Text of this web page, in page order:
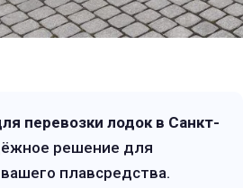
перевозки лодок в Санкт-
решение для
плавсредства.